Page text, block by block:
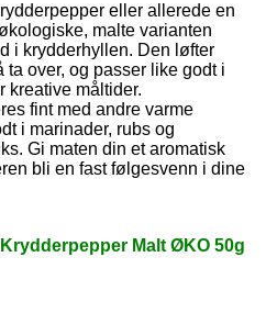
eller allerede en
malte varianten
i krydderhyllen. Den løfter
ta over, og passer like godt i
kreative måltider.
fint med andre varme
i marinader, rubs og
Gi maten din et aromatisk
bli en fast følgesvenn i dine
Krydderpepper Malt ØKO 50g